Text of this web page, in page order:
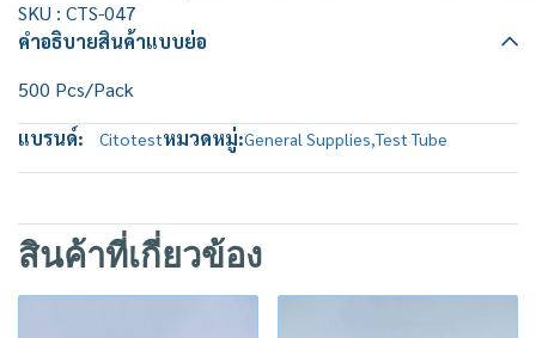
SKU : CTS-047
คำอธิบายสินค้าแบบย่อ
500 Pcs/Pack
แบรนด์:
Citotestหมวดหมู่:General Supplies,Test Tube
สินค้าที่เกี่ยวข้อง